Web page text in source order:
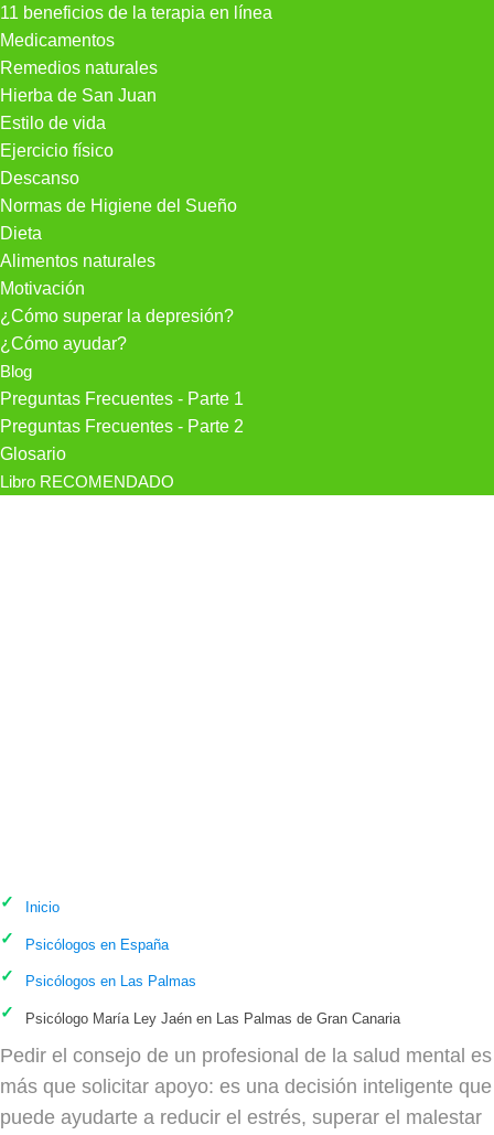
11 beneficios de la terapia en línea
Medicamentos
Remedios naturales
Hierba de San Juan
Estilo de vida
Ejercicio físico
Descanso
Normas de Higiene del Sueño
Dieta
Alimentos naturales
Motivación
¿Cómo superar la depresión?
¿Cómo ayudar?
Blog
Preguntas Frecuentes - Parte 1
Preguntas Frecuentes - Parte 2
Glosario
Libro RECOMENDADO
Inicio
Psicólogos en España
Psicólogos en Las Palmas
Psicólogo María Ley Jaén en Las Palmas de Gran Canaria
Pedir el consejo de un profesional de la salud mental es
más que solicitar apoyo: es una decisión inteligente que
puede ayudarte a reducir el estrés, superar el malestar